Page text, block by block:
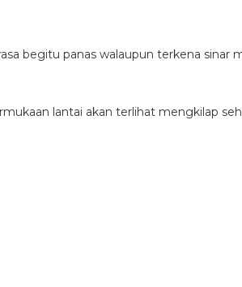
begitu panas walaupun terkena sinar
lantai akan terlihat mengkilap